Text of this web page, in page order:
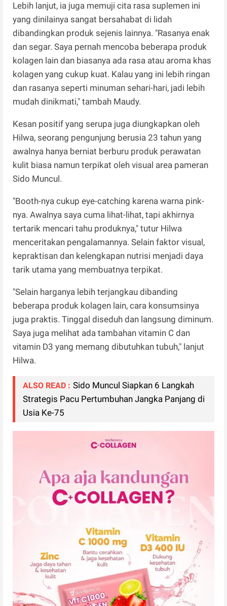
Lebih lanjut, ia juga memuji cita rasa suplemen ini
yang dinilainya sangat bersahabat di lidah
dibandingkan produk sejenis lainnya. "Rasanya enak
dan segar. Saya pernah mencoba beberapa produk
kolagen lain dan biasanya ada rasa atau aroma khas
kolagen yang cukup kuat. Kalau yang ini lebih ringan
dan rasanya seperti minuman sehari-hari, jadi lebih
mudah dinikmati," tambah Maudy.
​Kesan positif yang serupa juga diungkapkan oleh
Hilwa, seorang pengunjung berusia 23 tahun yang
awalnya hanya berniat berburu produk perawatan
kulit biasa namun terpikat oleh visual area pameran
Sido Muncul.
"Booth-nya cukup eye-catching karena warna pink-
nya. Awalnya saya cuma lihat-lihat, tapi akhirnya
tertarik mencari tahu produknya," tutur Hilwa
menceritakan pengalamannya. Selain faktor visual,
kepraktisan dan kelengkapan nutrisi menjadi daya
tarik utama yang membuatnya terpikat.
"Selain harganya lebih terjangkau dibanding
beberapa produk kolagen lain, cara konsumsinya
juga praktis. Tinggal diseduh dan langsung diminum.
Saya juga melihat ada tambahan vitamin C dan
vitamin D3 yang memang dibutuhkan tubuh," lanjut
Hilwa.
ALSO READ : Sido Muncul Siapkan 6 Langkah
Strategis Pacu Pertumbuhan Jangka Panjang di
Usia Ke-75